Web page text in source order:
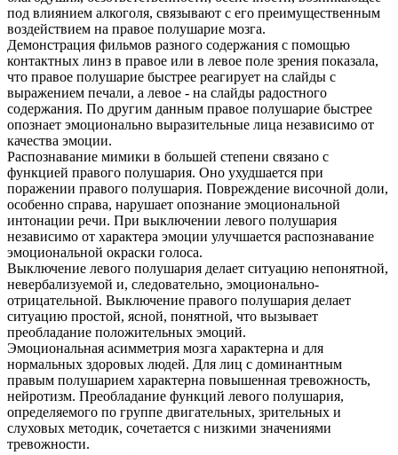
под влиянием алкоголя, связывают с его преимущественным
воздействием на правое полушарие мозга.
Демонстрация фильмов разного содержания с помощью
контактных линз в правое или в левое поле зрения показала,
что правое полушарие быстрее реагирует на слайды с
выражением печали, а левое - на слайды радостного
содержания. По другим данным правое полушарие быстрее
опознает эмоционально выразительные лица независимо от
качества эмоции.
Распознавание мимики в большей степени связано с
функцией правого полушария. Оно ухудшается при
поражении правого полушария. Повреждение височной доли,
особенно справа, нарушает опознание эмоциональной
интонации речи. При выключении левого полушария
независимо от характера эмоции улучшается распознавание
эмоциональной окраски голоса.
Выключение левого полушария делает ситуацию непонятной,
невербализуемой и, следовательно, эмоционально-
отрицательной. Выключение правого полушария делает
ситуацию простой, ясной, понятной, что вызывает
преобладание положительных эмоций.
Эмоциональная асимметрия мозга характерна и для
нормальных здоровых людей. Для лиц с доминантным
правым полушарием характерна повышенная тревожность,
нейротизм. Преобладание функций левого полушария,
определяемого по группе двигательных, зрительных и
слуховых методик, сочетается с низкими значениями
тревожности.